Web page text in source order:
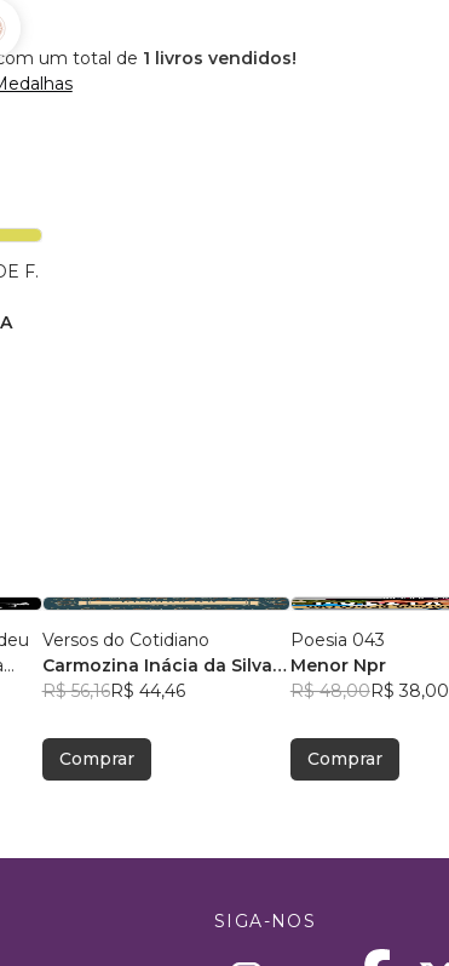
um total de 1 livros vendidos!
F.
Versos do Cotidiano
Carmozina Inácia da Silva
Rodrigues
R$ 56,16R$ 44,46
Comprar
Poesia 043
Menor Npr
R$ 48,00R$ 38,00
Comprar
SIGA-NOS